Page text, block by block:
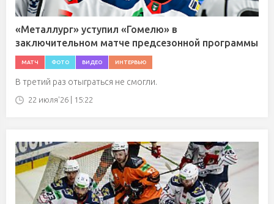
«Металлург» уступил «Гомелю» в
заключительном матче предсезонной программы
МАТЧ ФОТО ВИДЕО ИНТЕРВЬЮ
В третий раз отыграться не смогли.
22 июля'26 | 15:22